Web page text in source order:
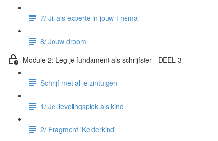
7/ Jij als experte in jouw Thema
8/ Jouw droom
Module 2: Leg je fundament als schrijfster - DEEL 3
Schrijf met al je zintuigen
1/ Je lievelingsplek als kind
2/ Fragment 'Kelderkind'